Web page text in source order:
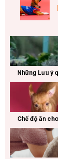
Những Lưu ý
Chế độ ăn